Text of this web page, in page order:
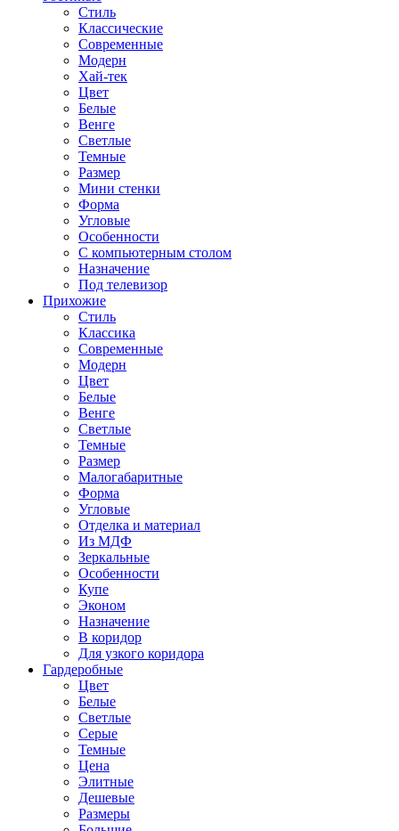
Стиль
Классические
Современные
Модерн
Хай-тек
Цвет
Белые
Венге
Светлые
Темные
Размер
Мини стенки
Форма
Угловые
Особенности
С компьютерным столом
Назначение
Под телевизор
Прихожие
Стиль
Классика
Современные
Модерн
Цвет
Белые
Венге
Светлые
Темные
Размер
Малогабаритные
Форма
Угловые
Отделка и материал
Из МДФ
Зеркальные
Особенности
Купе
Эконом
Назначение
В коридор
Для узкого коридора
Гардеробные
Цвет
Белые
Светлые
Серые
Темные
Цена
Элитные
Дешевые
Размеры